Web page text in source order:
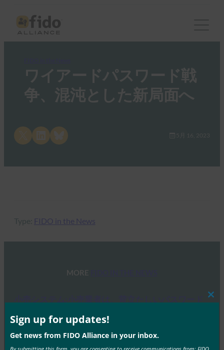
ワイアードパスワード戦
争、混沌とした新局面へ
Share on LinkedInShare on Bluesky 5月 16, 2023
Type: FIDO in the News
MORE
FIDO in the News
12月 10, 2020
Sign up for updates!
Get news from FIDO Alliance in your inbox.